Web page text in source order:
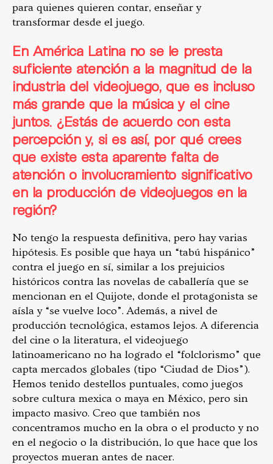
para quienes quieren contar, enseñar y
transformar desde el juego.
En América Latina no se le presta
suficiente atención a la magnitud de la
industria del videojuego, que es incluso
más grande que la música y el cine
juntos. ¿Estás de acuerdo con esta
percepción y, si es así, por qué crees
que existe esta aparente falta de
atención o involucramiento significativo
en la producción de videojuegos en la
región?
No tengo la respuesta definitiva, pero hay varias
hipótesis. Es posible que haya un “tabú hispánico”
contra el juego en sí, similar a los prejuicios
históricos contra las novelas de caballería que se
mencionan en el Quijote, donde el protagonista se
aísla y “se vuelve loco”. Además, a nivel de
producción tecnológica, estamos lejos. A diferencia
del cine o la literatura, el videojuego
latinoamericano no ha logrado el “folclorismo” que
capta mercados globales (tipo “Ciudad de Dios”).
Hemos tenido destellos puntuales, como juegos
sobre cultura mexica o maya en México, pero sin
impacto masivo. Creo que también nos
concentramos mucho en la obra o el producto y no
en el negocio o la distribución, lo que hace que los
proyectos mueran antes de nacer.